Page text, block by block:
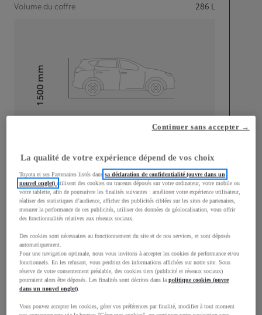
Volume du coffre
286 L
Hauteur1 500
mm
Largeur
1 745mm
Consommation mixte
Consommation mixte 3,8L/100 km
La qualité de votre expérience dépend de vos choix
Toyota et ses Partenaires listés danssa déclaration de confidentialité (ouvre dans un
nouvel onglet)utilisent des cookies ou traceurs déposés sur votre ordinateur, votre mobile ou
votre tablette, afin de poursuivre les finalités suivantes : améliorer votre expérience utilisateur,
réaliser des statistiques d’audience, afficher des publicités ciblées sur les sites de partenaires,
mesurer la performance de ces publicités, utiliser des données de géolocalisation, vous offrir
des fonctionnalités relatives aux réseaux sociaux.
Des cookies sont nécessaires au fonctionnement du site et de nos services, et sont déposés
automatiquement.
Pour une navigation optimale, nous vous invitons à accepter les cookies de performance et/ou
fonctionnels. En les refusant, vous perdriez des informations affichées sur notre site. Sous
réserve de votre consentement préalable, des cookies tiers (publicité et réseaux sociaux)
pourraient alors être déposés. Les finalités sont décrites dans lapolitique cookies (ouvre
dans un nouvel onglet).
Vous pouvez accepter les cookies, gérer vos préférences par finalité, modifier à tout moment
Continuer sans accepter →